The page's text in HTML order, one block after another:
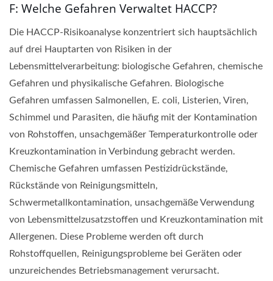
F: Welche Gefahren Verwaltet HACCP?
Die HACCP-Risikoanalyse konzentriert sich hauptsächlich
auf drei Hauptarten von Risiken in der
Lebensmittelverarbeitung: biologische Gefahren, chemische
Gefahren und physikalische Gefahren. Biologische
Gefahren umfassen Salmonellen, E. coli, Listerien, Viren,
Schimmel und Parasiten, die häufig mit der Kontamination
von Rohstoffen, unsachgemäßer Temperaturkontrolle oder
Kreuzkontamination in Verbindung gebracht werden.
Chemische Gefahren umfassen Pestizidrückstände,
Rückstände von Reinigungsmitteln,
Schwermetallkontamination, unsachgemäße Verwendung
von Lebensmittelzusatzstoffen und Kreuzkontamination mit
Allergenen. Diese Probleme werden oft durch
Rohstoffquellen, Reinigungsprobleme bei Geräten oder
unzureichendes Betriebsmanagement verursacht.